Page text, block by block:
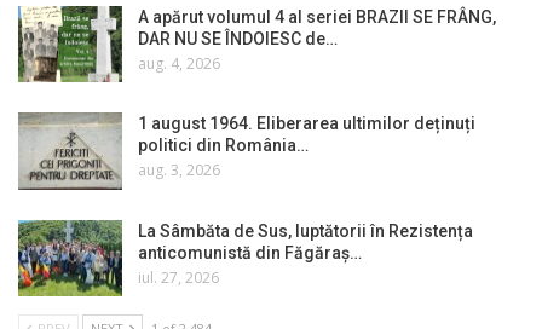
A apărut volumul 4 al seriei BRAZII SE FRÂNG,
DAR NU SE ÎNDOIESC de…
aug. 4, 2026
1 august 1964. Eliberarea ultimilor deținuți
politici din România…
aug. 3, 2026
La Sâmbăta de Sus, luptătorii în Rezistența
anticomunistă din Făgăraș…
iul. 27, 2026